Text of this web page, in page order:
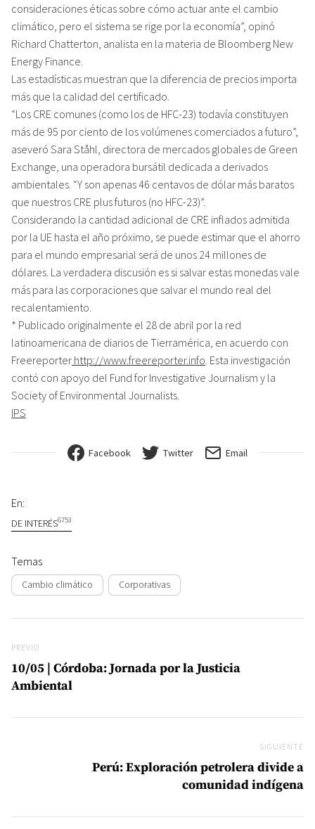
consideraciones éticas sobre cómo actuar ante el cambio
climático, pero el sistema se rige por la economía”, opinó
Richard Chatterton, analista en la materia de Bloomberg New
Energy Finance.
Las estadísticas muestran que la diferencia de precios importa
más que la calidad del certificado.
“Los CRE comunes (como los de HFC-23) todavía constituyen
más de 95 por ciento de los volúmenes comerciados a futuro”,
aseveró Sara Ståhl, directora de mercados globales de Green
Exchange, una operadora bursátil dedicada a derivados
ambientales. “Y son apenas 46 centavos de dólar más baratos
que nuestros CRE plus futuros (no HFC-23)”.
Considerando la cantidad adicional de CRE inflados admitida
por la UE hasta el año próximo, se puede estimar que el ahorro
para el mundo empresarial será de unos 24 millones de
dólares. La verdadera discusión es si salvar estas monedas vale
más para las corporaciones que salvar el mundo real del
recalentamiento.
* Publicado originalmente el 28 de abril por la red
latinoamericana de diarios de Tierramérica, en acuerdo con
Freereporter http://www.freereporter.info . Esta investigación
contó con apoyo del Fund for Investigative Journalism y la
Society of Environmental Journalists.
IPS
Facebook Twitter Email
En:
DE INTERÉS6753
Temas
Cambio climático Corporativas
Previo
PREVIO
10/05 | Córdoba: Jornada por la Justicia
Ambiental
SIGUIENTE
Perú: Exploración petrolera divide a
comunidad indígena